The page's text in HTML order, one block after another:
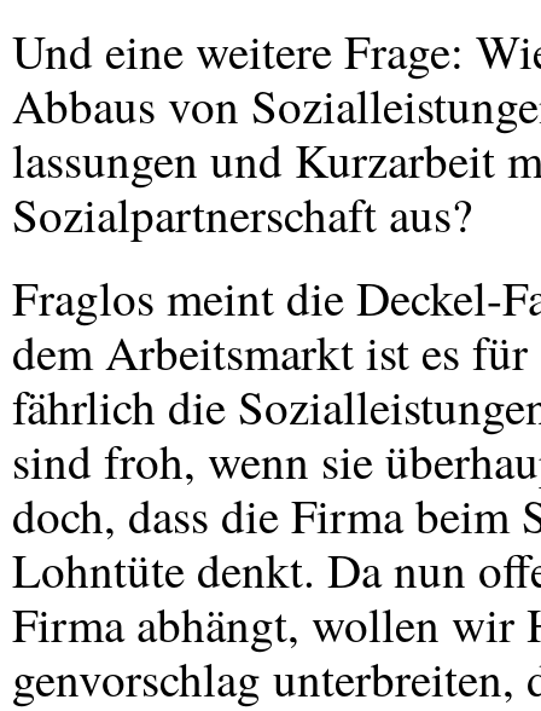
Und eine weitere Frage:
Abbaus von
lassungen und Kurzarbeit
Sozialpartnerschaft aus?
Fraglos meint die Deckel-
dem Arbeitsmarkt ist es für
fährlich die
sind froh, wenn sie
doch, dass die Firma beim
Lohntüte denkt. Da nun
Firma abhängt, wollen wir
genvorschlag